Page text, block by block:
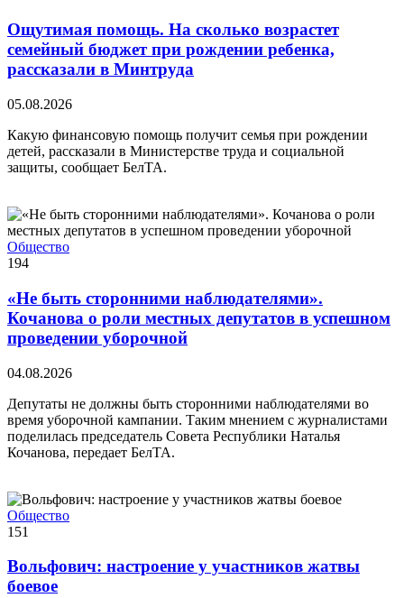
Ощутимая помощь. На сколько возрастет
семейный бюджет при рождении ребенка,
рассказали в Минтруда
05.08.2026
Какую финансовую помощь получит семья при рождении
детей, рассказали в Министерстве труда и социальной
защиты, сообщает БелТА.
Общество
194
«Не быть сторонними наблюдателями».
Кочанова о роли местных депутатов в успешном
проведении уборочной
04.08.2026
Депутаты не должны быть сторонними наблюдателями во
время уборочной кампании. Таким мнением с журналистами
поделилась председатель Совета Республики Наталья
Кочанова, передает БелТА.
Общество
151
Вольфович: настроение у участников жатвы
боевое